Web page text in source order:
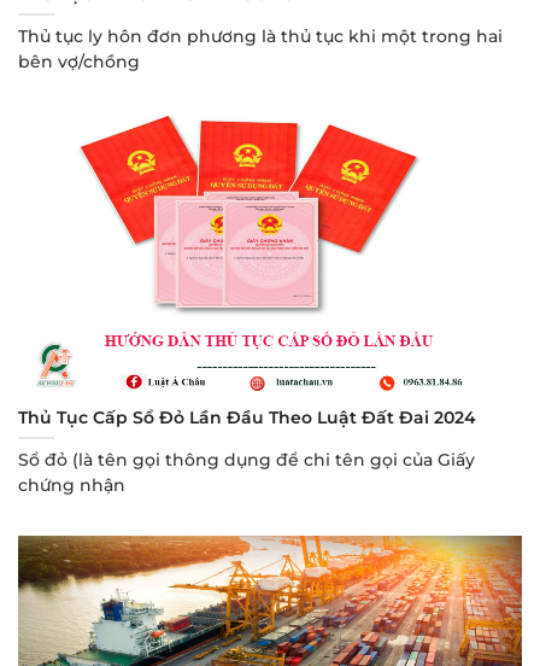
Thủ tục ly hôn đơn phương là thủ tục khi một trong hai
bên vợ/chồng
Thủ Tục Cấp Sổ Đỏ Lần Đầu Theo Luật Đất Đai 2024
Sổ đỏ (là tên gọi thông dụng để chi tên gọi của Giấy
chứng nhận